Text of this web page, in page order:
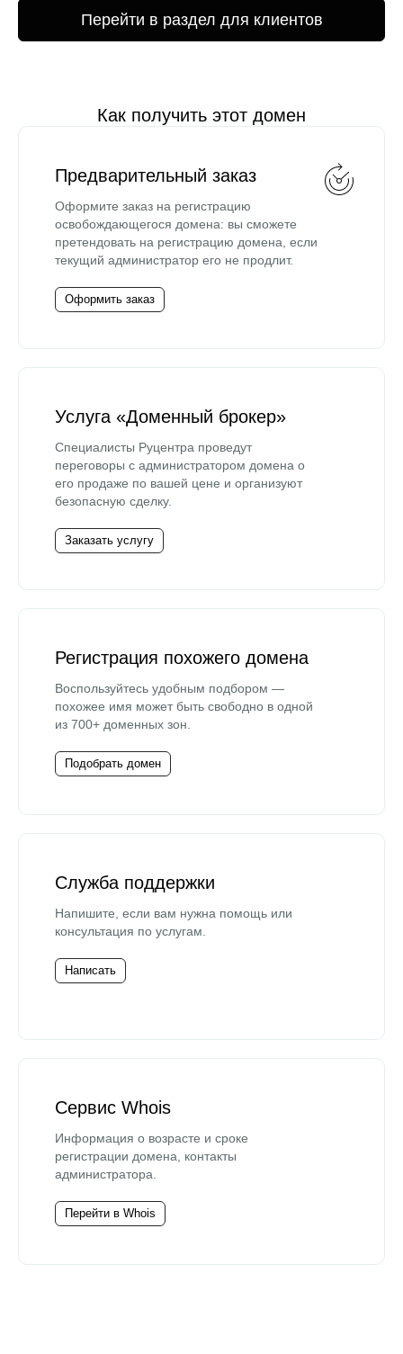
Перейти в раздел для клиентов
Как получить этот домен
Предварительный заказ
Оформите заказ на регистрацию
освобождающегося домена: вы сможете
претендовать на регистрацию домена, если
текущий администратор его не продлит.
Оформить заказ
Услуга «Доменный брокер»
Специалисты Руцентра проведут
переговоры с администратором домена о
его продаже по вашей цене и организуют
безопасную сделку.
Заказать услугу
Регистрация похожего домена
Воспользуйтесь удобным подбором —
похожее имя может быть свободно в одной
из 700+ доменных зон.
Подобрать домен
Служба поддержки
Напишите, если вам нужна помощь или
консультация по услугам.
Написать
Сервис Whois
Информация о возрасте и сроке
регистрации домена, контакты
администратора.
Перейти в Whois